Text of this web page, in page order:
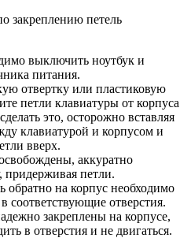
закреплению петель
выключить ноутбук и
питания.
отвертку или пластиковую
петли клавиатуры от корпуса
это, осторожно вставляя
клавиатурой и корпусом и
вверх.
аккуратно
придерживая петли.
обратно на корпус необходимо
соответствующие отверстия.
закреплены на корпусе,
в отверстия и не двигаться.